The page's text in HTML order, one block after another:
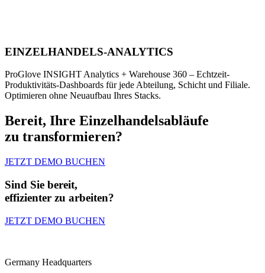
EINZELHANDELS-ANALYTICS
ProGlove INSIGHT Analytics + Warehouse 360 – Echtzeit-
Produktivitäts-Dashboards für jede Abteilung, Schicht und Filiale.
Optimieren ohne Neuaufbau Ihres Stacks.
Bereit, Ihre Einzelhandelsabläufe
zu transformieren?
JETZT DEMO BUCHEN
Sind Sie bereit,
effizienter zu arbeiten?
JETZT DEMO BUCHEN
Germany Headquarters